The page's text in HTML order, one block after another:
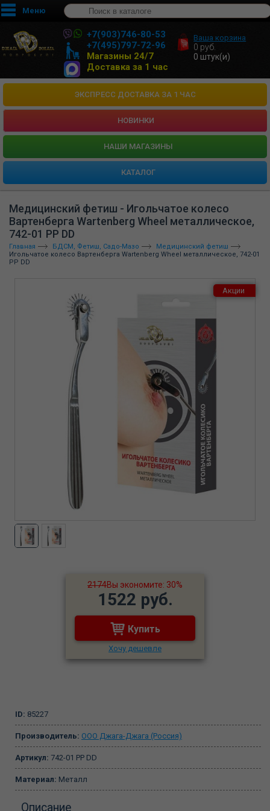
Меню
+7(903)746-80-53
+7(495)797-72-96
Магазины 24/7
Доставка за 1 час
Ваша корзина
0 руб.
0 штук(и)
ЭКСПРЕСС ДОСТАВКА ЗА 1 ЧАС
НОВИНКИ
HАШИ МАГАЗИНЫ
КАТАЛОГ
Медицинский фетиш - Игольчатое колесо
Вартенберга Wartenberg Wheel металлическое,
742-01 PP DD
Главная БДСМ, Фетиш, Садо-Мазо
Медицинский фетиш
Игольчатое колесо Вартенберга Wartenberg Wheel металлическое, 742-01
PP DD
Акции
2174Вы экономите: 30%
1522 руб.
Купить
Хочу дешевле
ID: 85227
Производитель: ООО Джага-Джага (Россия)
Артикул: 742-01 PP DD
Материал: Металл
Описание